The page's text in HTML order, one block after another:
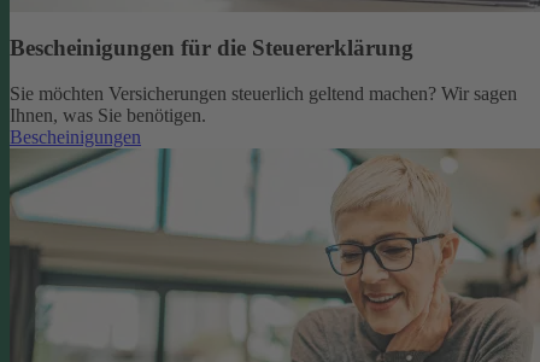
Bescheinigungen für die Steuererklärung
Sie möchten Versicherungen steuerlich geltend machen? Wir sagen
Ihnen, was Sie benötigen.
Bescheinigungen